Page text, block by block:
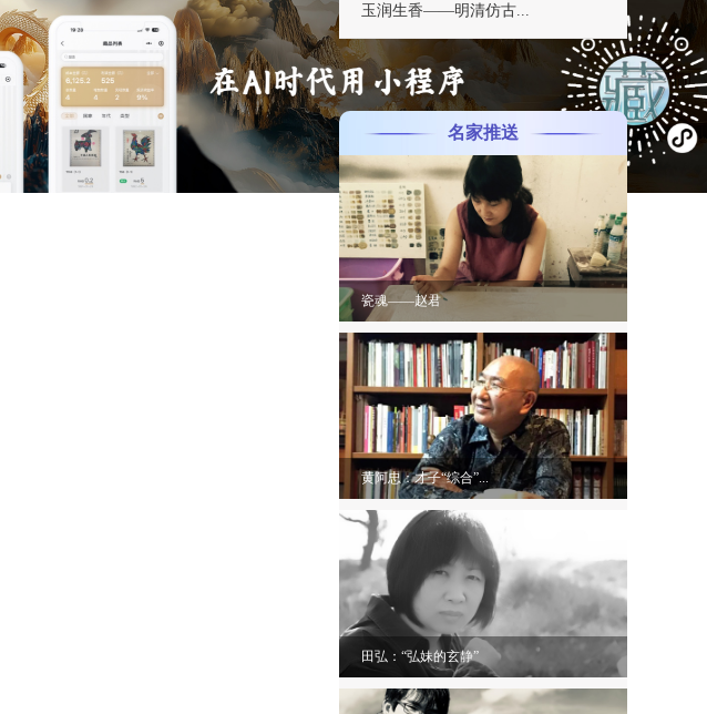
玉润生香——明清仿古...
更多
名家推送
瓷魂——赵君
黄阿忠：才子“综合”...
田弘：“弘妹的玄静”